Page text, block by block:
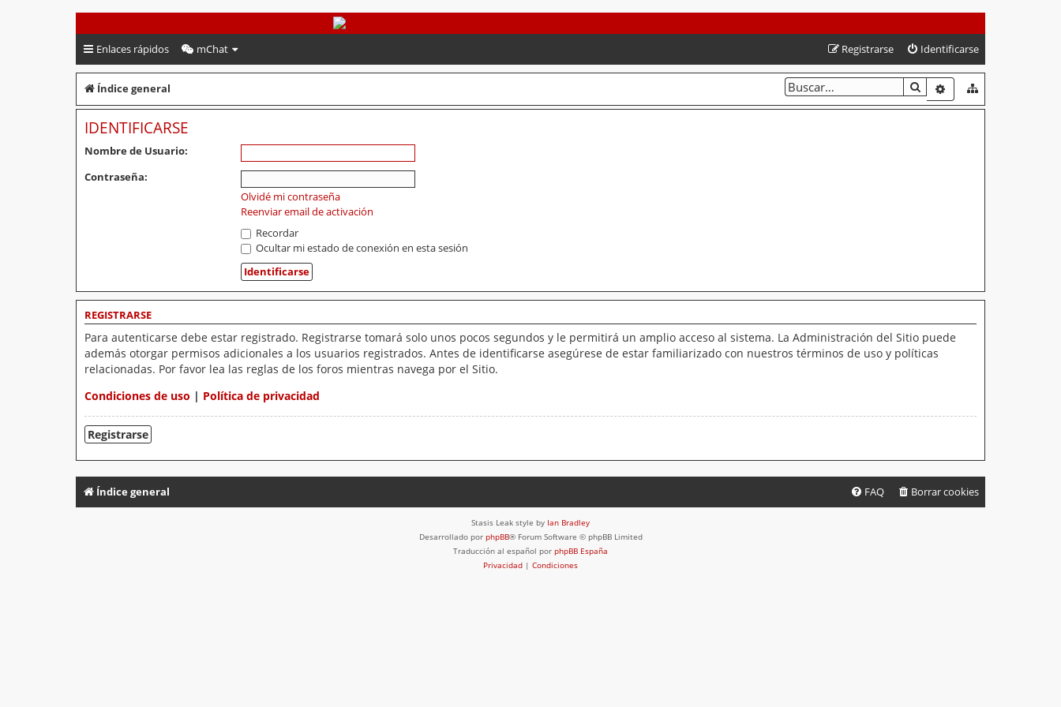
PeruVoley.com
Enlaces rápidos mChat Identificarse
Registrarse
Índice general BUSCARBÚSQUEDA
IDENTIFICARSE
Nombre de Usuario:
Contraseña:
Olvidé mi contraseña
Reenviar email de activación
Recordar
Ocultar mi estado de conexión en esta sesión
REGISTRARSE
Para autenticarse debe estar registrado. Registrarse tomará solo unos pocos segundos y le permitirá un amplio acceso al sistema. La Administración del Sitio puede
además otorgar permisos adicionales a los usuarios registrados. Antes de identificarse asegúrese de estar familiarizado con nuestros términos de uso y políticas
relacionadas. Por favor lea las reglas de los foros mientras navega por el Sitio.
Condiciones de uso | Política de privacidad
Registrarse
Índice general Borrar cookies
FAQ
Stasis Leak style by Ian Bradley
Desarrollado por phpBB® Forum Software © phpBB Limited
Traducción al español por phpBB España
Privacidad | Condiciones